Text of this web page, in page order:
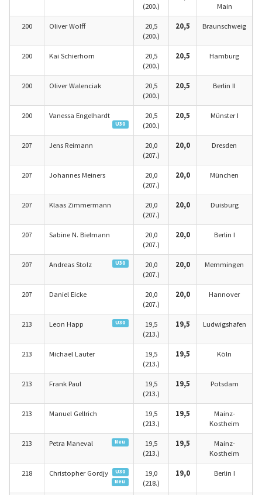
(200.)
Main
200 Oliver Wolff
20,5
(200.)
20,5 Braunschweig
200 Kai Schierhorn
20,5
(200.)
20,5 Hamburg
200 Oliver Walenciak
20,5
(200.)
20,5 Berlin II
200 Vanessa Engelhardt
U30
20,5
(200.)
20,5 Münster I
207 Jens Reimann
20,0
(207.)
20,0 Dresden
207 Johannes Meiners
20,0
(207.)
20,0 München
207 Klaas Zimmermann
20,0
(207.)
20,0 Duisburg
207 Sabine N. Bielmann
20,0
(207.)
20,0 Berlin I
207 Andreas Stolz U30
20,0
(207.)
20,0 Memmingen
207 Daniel Eicke
20,0
(207.)
20,0 Hannover
213 Leon Happ U30
19,5
(213.)
19,5 Ludwigshafen
213 Michael Lauter
19,5
(213.)
19,5 Köln
213 Frank Paul
19,5
(213.)
19,5 Potsdam
213 Manuel Gellrich
19,5
(213.)
19,5
Mainz-
Kostheim
213 Petra Maneval Neu
19,5
(213.)
19,5
Mainz-
Kostheim
218 Christopher Gordjy
U30
Neu
19,0
(218.)
19,0 Berlin I